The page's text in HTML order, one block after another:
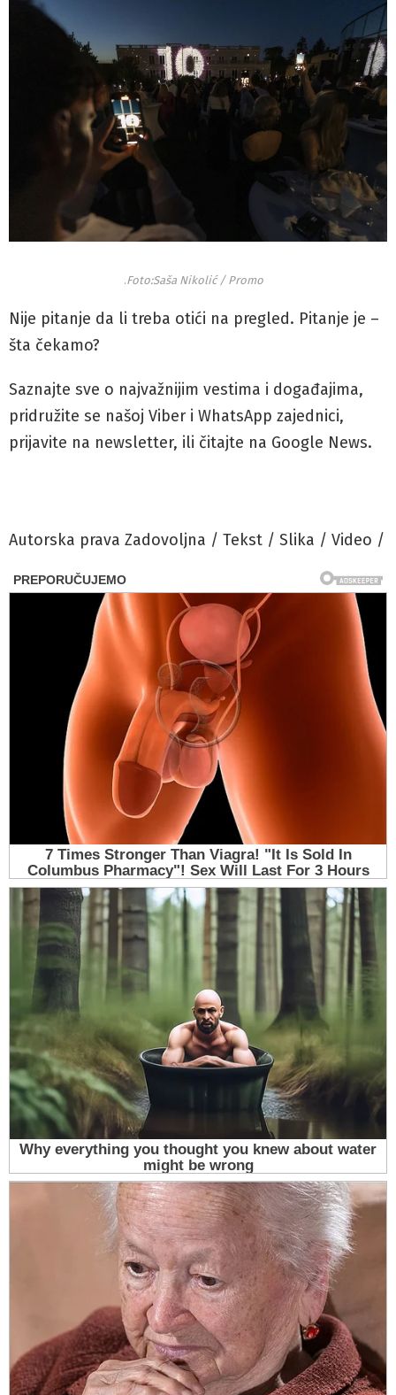
.Foto:Saša Nikolić / Promo
Nije pitanje da li treba otići na pregled. Pitanje je –
šta čekamo?
Saznajte sve o najvažnijim vestima i događajima,
pridružite se našoj Viber i WhatsApp zajednici,
prijavite na newsletter, ili čitajte na Google News.
Autorska prava Zadovoljna / Tekst / Slika / Video /